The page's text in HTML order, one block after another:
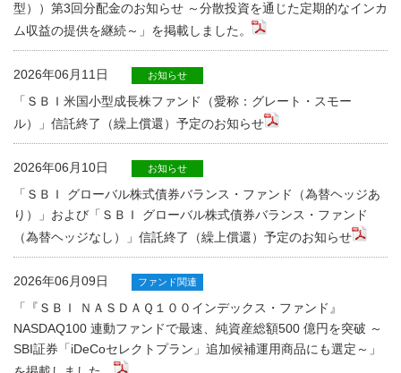
型））第3回分配金のお知らせ ～分散投資を通じた定期的なインカ
ム収益の提供を継続～」を掲載しました。
2026年06月11日 お知らせ
「ＳＢＩ米国小型成長株ファンド（愛称：グレート・スモー
ル）」信託終了（繰上償還）予定のお知らせ
2026年06月10日 お知らせ
「ＳＢＩ グローバル株式債券バランス・ファンド（為替ヘッジあ
り）」および「ＳＢＩ グローバル株式債券バランス・ファンド
（為替ヘッジなし）」信託終了（繰上償還）予定のお知らせ
2026年06月09日 ファンド関連
「『ＳＢＩ ＮＡＳＤＡＱ１００インデックス・ファンド』
NASDAQ100 連動ファンドで最速、純資産総額500 億円を突破 ～
SBI証券「iDeCoセレクトプラン」追加候補運用商品にも選定～」